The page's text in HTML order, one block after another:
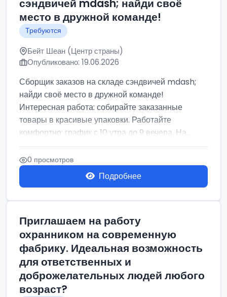
сэндвичей mdash; найди своё
место в дружной команде!
Требуются
Бейт Шеан (Центр страны)
Опубликовано: 19.06.2026
Сборщик заказов на складе сэндвичей mdash;
найди своё место в дружной команде!
Интересная работа: собирайте заказанные
товары в красивые упаковки. Работайте
комфортно: график с 10 утра до 9 вечера. На...
0 просмотров
Подробнее
Приглашаем на работу
охранником на современную
фабрику. Идеальная возможность
для ответственных и
доброжелательных людей любого
возраст?